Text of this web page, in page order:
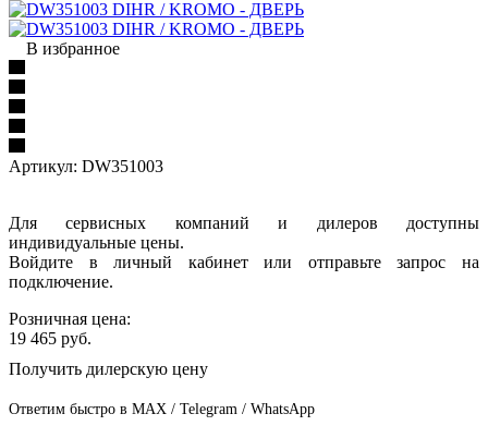
В избранное
Артикул: DW351003
Для сервисных компаний и дилеров доступны
индивидуальные цены.
Войдите в личный кабинет или отправьте запрос на
подключение.
Розничная цена:
19 465 руб.
Получить дилерскую цену
Ответим быстро в MAX / Telegram / WhatsApp